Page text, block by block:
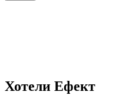
Хотели Ефект